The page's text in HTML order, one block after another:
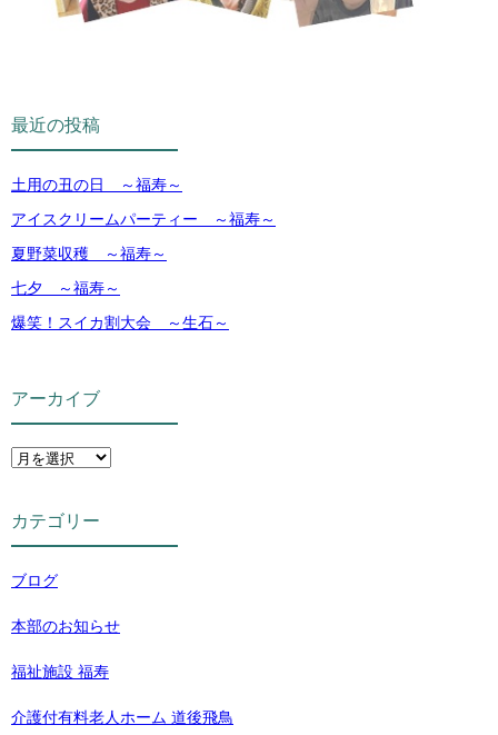
最近の投稿
土用の丑の日 ～福寿～
アイスクリームパーティー ～福寿～
夏野菜収穫 ～福寿～
七夕 ～福寿～
爆笑！スイカ割大会 ～生石～
アーカイブ
カテゴリー
ブログ
本部のお知らせ
福祉施設 福寿
介護付有料老人ホーム 道後飛鳥